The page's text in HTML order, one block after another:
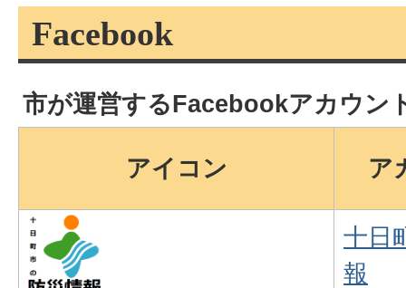
Facebook
市が運営するFacebookアカウン
アイコン ア
十日
報